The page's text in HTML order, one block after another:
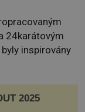
24karátovým
inspirovány
2025